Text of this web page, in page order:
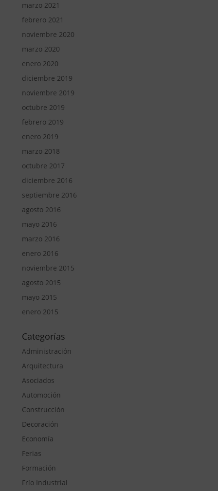
marzo 2021
febrero 2021
noviembre 2020
marzo 2020
enero 2020
diciembre 2019
noviembre 2019
octubre 2019
febrero 2019
enero 2019
marzo 2018
octubre 2017
diciembre 2016
septiembre 2016
agosto 2016
mayo 2016
marzo 2016
enero 2016
noviembre 2015
agosto 2015
mayo 2015
enero 2015
Categorías
Administración
Arquitectura
Asociados
Automoción
Construcción
Decoración
Economía
Ferias
Formación
Frío Industrial